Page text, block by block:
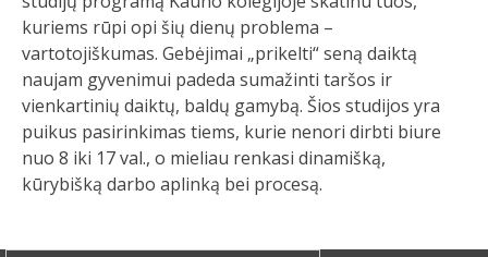
kuriems rūpi opi šių dienų problema –
vartotojiškumas. Gebėjimai „prikelti“ seną daiktą
naujam gyvenimui padeda sumažinti taršos ir
vienkartinių daiktų, baldų gamybą. Šios studijos yra
puikus pasirinkimas tiems, kurie nenori dirbti biure
nuo 8 iki 17 val., o mieliau renkasi dinamišką,
kūrybišką darbo aplinką bei procesą.